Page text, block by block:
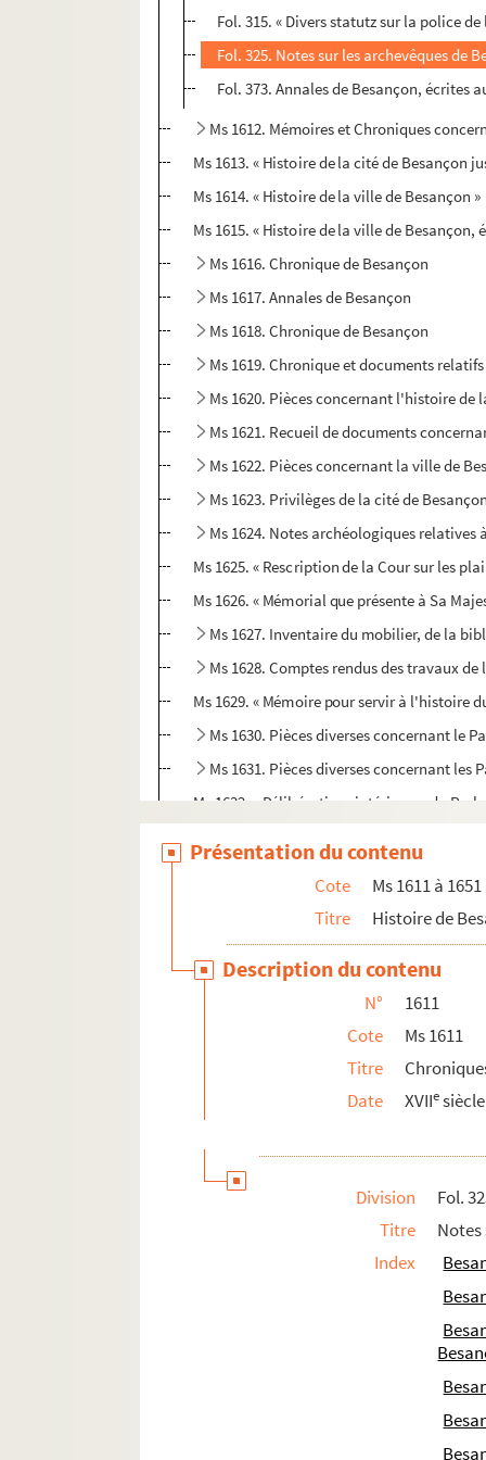
Fol. 315. « Divers statutz sur la police
Fol. 325. Notes sur les archevêques de
Fol. 373. Annales de Besançon, écrites
Ms 1612. Mémoires et Chroniques
Ms 1613. « Histoire de la cité de Besançon
Ms 1614. « Histoire de la ville de Besançon »
Ms 1615. « Histoire de la ville de
Ms 1616. Chronique de Besançon
Ms 1617. Annales de Besançon
Ms 1618. Chronique de Besançon
Ms 1619. Chronique et documents
Ms 1620. Pièces concernant l'histoire de
Ms 1621. Recueil de documents
Ms 1622. Pièces concernant la ville de
Ms 1623. Privilèges de la cité de
Ms 1624. Notes archéologiques relatives
Ms 1625. « Rescription de la Cour sur les
Ms 1626. « Mémorial que présente à Sa
Ms 1627. Inventaire du mobilier, de la
Ms 1628. Comptes rendus des travaux
Ms 1629. « Mémoire pour servir à l'histoire
Ms 1630. Pièces diverses concernant le
Ms 1631. Pièces diverses concernant les
Ms 1632. « Délibérations intérieures du
Ms 1637. Observations
Ms 1638. « Annales de ce qui s'est
Ms 1639. Procès-verbaux des séances de
Ms 1640. « Exposition universelle de
Ms 1641. « Hommage des petits bousbots
Ms 1643. Université populaire de Besançon
Ms 1644. Papiers d'Auguste Demesmay
Ms 1645. Papiers d'Auguste Maurice
Ms 1646. Congrès scientifique de France à
Ms 1647. Trente années de souvenirs d'un
Ms 1648. Conférences et études diverses
Présentation du contenu
Cote
Ms 1611 à 1651
Titre
Histoire de
Description du contenu
N°
1611
Cote
Ms 1611
Titre
Date
XVIIesiècle
Division
Fol.
Titre
Notes
Index